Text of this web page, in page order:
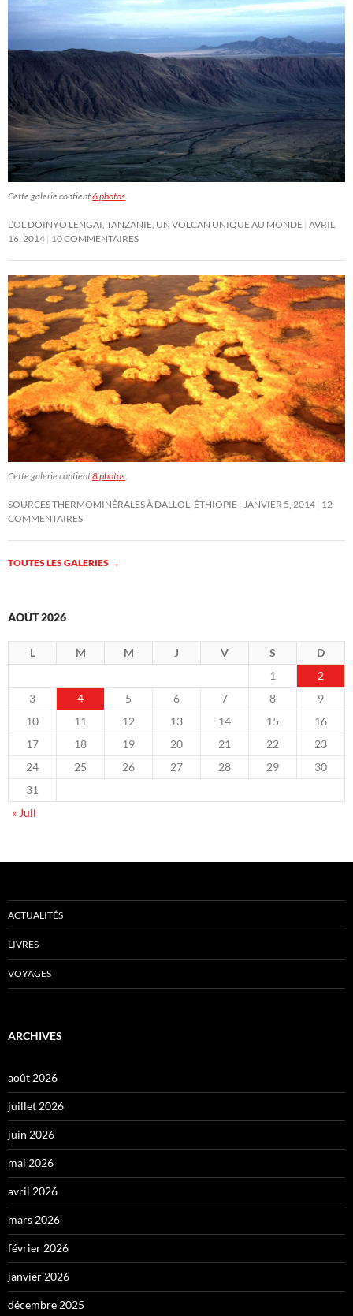
Cette galerie contient6 photos.
L’OL DOINYO LENGAI, TANZANIE, UN VOLCAN UNIQUE AU MONDE AVRIL
16, 2014 10 COMMENTAIRES
Cette galerie contient8 photos.
SOURCES THERMOMINÉRALES À DALLOL, ÉTHIOPIE JANVIER 5, 2014 12
COMMENTAIRES
TOUTES LES GALERIES →
AOÛT 2026
L M M J V S
D
1
2
3
4 5 6 7 8
9
10
11 12 13 14 15
16
17
18 19 20 21 22
23
24
25 26 27 28 29
30
31
« Juil
ACTUALITÉS
LIVRES
VOYAGES
ARCHIVES
août 2026
juillet 2026
juin 2026
mai 2026
avril 2026
mars 2026
février 2026
janvier 2026
décembre 2025